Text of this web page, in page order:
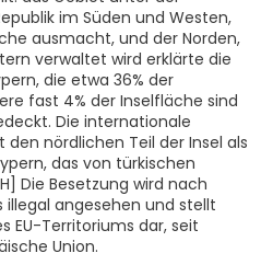
im Süden und Westen,
ausmacht, und der Norden,
verwaltet wird erklärte die
die etwa 36% der
fast 4% der Inselfläche sind
Die internationale
nördlichen Teil der Insel als
das von türkischen
Die Besetzung wird nach
angesehen und stellt
EU-Territoriums dar, seit
Union.